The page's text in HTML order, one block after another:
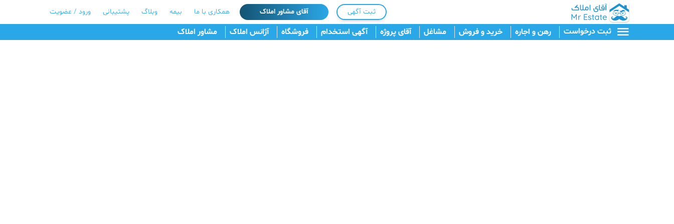
ثبت آگهی آقای مشاور املاک همکاری با ما بیمه وبلاگ پشتیبانی ورود / عضویت
ثبت درخواست رهن و اجاره خرید و فروش مشاغل آقای پروژه آگهی استخدام فروشگاه آژانس املاک مشاور املاک